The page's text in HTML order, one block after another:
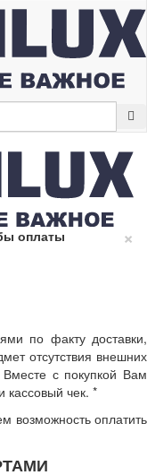
×
оплаты
по факту доставки,
отсутствия внешних
с покупкой Вам
кассовый чек. *
оплатить